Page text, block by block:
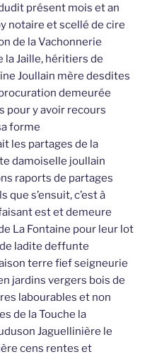
présent mois et an
notaire et scellé de cire
de la Vachonnerie
la Jaille, héritiers de
Joullain mère desdites
demeurée
pour y avoir recours
forme
les partages de la
damoiselle joullain
raports de partages
s’ensuit, c’est à
est et demeure
La Fontaine pour leur lot
ladite deffunte
terre fief seigneurie
jardins vergers bois de
labourables et non
de la Touche la
Jaguellinière le
cens rentes et